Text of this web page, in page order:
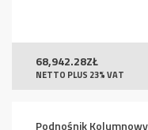
68,942.28ZŁ
NETTO PLUS 23% VAT
Podnośnik